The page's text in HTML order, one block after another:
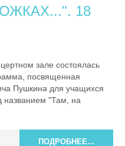
18
зале состоялась
посвященная
Пушкина для учащихся
"Там, на
ПОДРОБНЕЕ...